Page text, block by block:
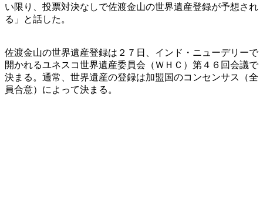
い限り、投票対決なしで佐渡金山の世界遺産登録が予想され
る」と話した。
佐渡金山の世界遺産登録は２７日、インド・ニューデリーで
開かれるユネスコ世界遺産委員会（ＷＨＣ）第４６回会議で
決まる。通常、世界遺産の登録は加盟国のコンセンサス（全
員合意）によって決まる。